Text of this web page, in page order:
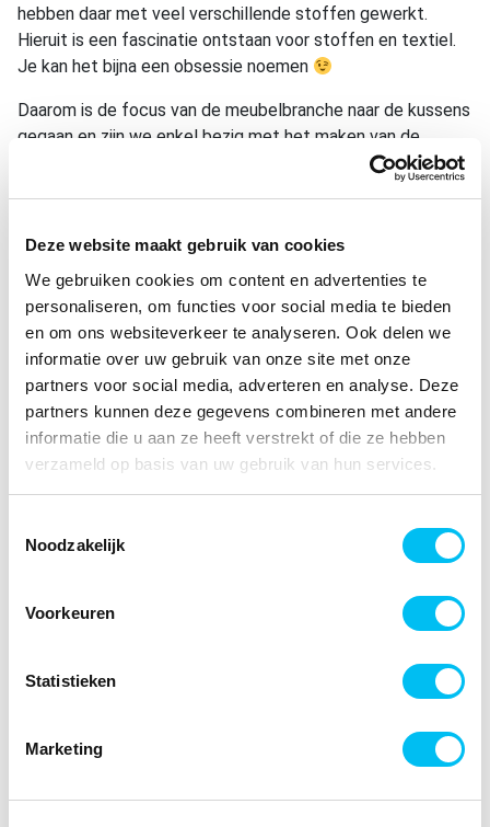
Deze website maakt gebruik van cookies
We gebruiken cookies om content en advertenties te
personaliseren, om functies voor social media te bieden
en om ons websiteverkeer te analyseren. Ook delen we
informatie over uw gebruik van onze site met onze
partners voor social media, adverteren en analyse. Deze
partners kunnen deze gegevens combineren met andere
informatie die u aan ze heeft verstrekt of die ze hebben
verzameld op basis van uw gebruik van hun services.
Noodzakelijk
Voorkeuren
Statistieken
Marketing
hebben daar met veel verschillende stoffen gewerkt.
Hieruit is een fascinatie ontstaan voor stoffen en textiel.
Je kan het bijna een obsessie noemen
Daarom is de focus van de meubelbranche naar de kussens
gegaan en zijn we enkel bezig met het maken van de
mooiste kussens. Het team is nog steeds intact en
echte passie.
We hebben al vele kussens mogen ontwerpen en
produceren. Je kan onze kussens overal terugvinden in
allerlei interieurs- een huis met tuin, een appartement in de
stad, hotels, restaurants, beachclubs. We zien dat er
steeds meer vraag is naar mooie interieur accessoires, kijk
bijvoorbeeld maar eens naar het aantal woonprogramma’s
op televisie. Interieurdesign wordt steeds belangrijker. Wij
hebben ontzettend veel zin om de kussens voor jou op een
ambachtelijke manier te maken. Het enige wat jij nog hoeft
kun je vele voorbeelden van onze